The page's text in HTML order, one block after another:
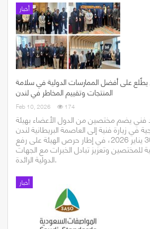
أخبار
على أفضل الممارسات الدولية في سلامة
المنتجات وتقييم المخاطر في لندن
Feb 10, 2026 174
يضم مختصين من الدول الأعضاء بهيئة
في زيارة فنية إلى العاصمة البريطانية لندن
خلال الفترة 26–30 يناير 2026، في إطار حرص الهيئة على رفع
للمختصين وتعزيز تبادل الخبرات مع الجهات
الدولية الرائدة.
أخبار